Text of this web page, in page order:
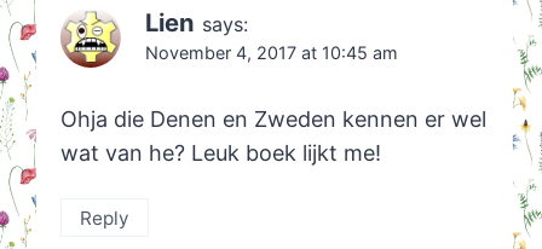
Lien says:
November 4, 2017 at 10:45 am
Ohja die Denen en Zweden kennen er wel
wat van he? Leuk boek lijkt me!
Reply